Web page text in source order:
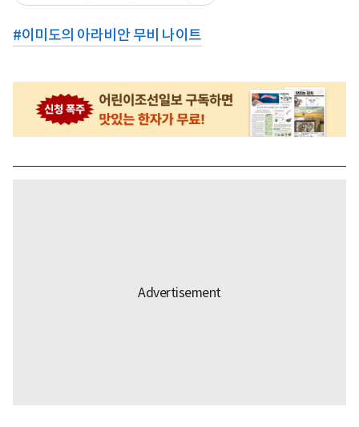
#이미도의 아라비안 무비 나이트